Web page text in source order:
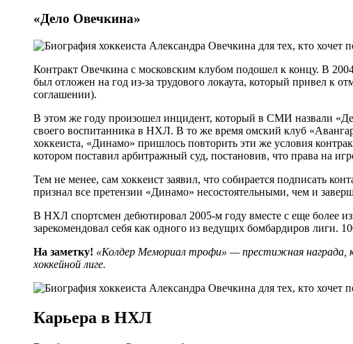
«Дело Овечкина»
Контракт Овечкина с московским клубом подошел к концу. В
был отложен на год из-за трудового локаута, который привел к
соглашении).
В этом же году произошел инцидент, который в СМИ назвали
своего воспитанника в НХЛ. В то же время омский клуб
хоккеиста, «Динамо» пришлось повторить эти же условия
котором поставил арбитражный суд, постановив, что права на
Тем не менее, сам хоккеист заявил, что собирается подписать
признал все претензии «Динамо» несостоятельными, чем и
В НХЛ спортсмен дебютировал 2005-м году вместе с еще более
зарекомендовал себя как одного из ведущих бомбардиров лиги.
На заметку! «Колдер Мемориал трофи» — престижная награда,
хоккейной лиге.
Карьера в НХЛ